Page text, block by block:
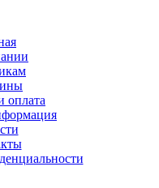
оплата